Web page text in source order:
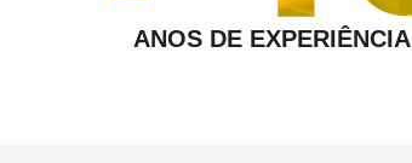
ANOS DE EXPERIÊNCIA